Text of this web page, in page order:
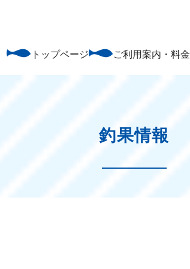
トップページ ご利用案内・料金
釣果情報